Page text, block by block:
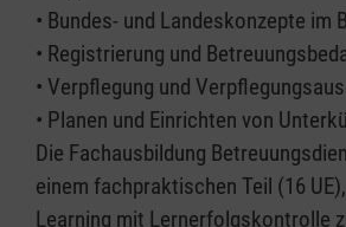
• Bundes- und Landeskonzepte im
• Registrierung und
• Verpflegung und
• Planen und Einrichten von
Die Fachausbildung
einem fachpraktischen Teil (16 UE),
Learning mit Lernerfolgskontrolle